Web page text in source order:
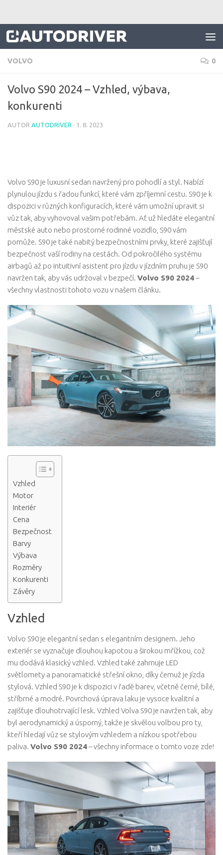
VOLVO 0
Volvo S90 2024 – Vzhled, výbava,
konkurenti
AUTOR AUTODRIVER · 1. 8. 2023
Volvo S90 je luxusní sedan navržený pro pohodlí a styl. Nabízí
plynulou jízdu s řadou funkcí, které vám zpříjemní cestu. S90 je k
dispozici v různých konfiguracích, které vám umožní upravit si
vůz tak, aby vyhovoval vašim potřebám. Ať už hledáte elegantní
městské auto nebo prostorné rodinné vozidlo, S90 vám
pomůže. S90 je také nabitý bezpečnostními prvky, které zajišťují
bezpečnost vaší rodiny na cestách. Od pokročilého systému
airbagů až po intuitivní asistent pro jízdu v jízdním pruhu je S90
navržen tak, aby vás udržoval v bezpečí. Volvo S90 2024–
všechny vlastnosti tohoto vozu v našem článku.
Vzhled
Motor
Interiér
Cena
Bezpečnost
Barvy
Výbava
Rozměry
Konkurenti
Závěry
Vzhled
Volvo S90 je elegantní sedan s elegantním designem. Jeho
exteriér se vyznačuje dlouhou kapotou a širokou mřížkou, což
mu dodává klasický vzhled. Vzhled také zahrnuje LED
světlomety a panoramatické střešní okno, díky čemuž je jízda
stylová. Vzhled S90 je k dispozici v řadě barev, včetně černé, bílé,
stříbrné a modré. Povrchová úprava laku je vysoce kvalitní a
zajišťuje dlouhotrvající lesk. Vzhled Volva S90 je navržen tak, aby
byl aerodynamický a úsporný, takže je skvělou volbou pro ty,
kteří hledají vůz se stylovým vzhledem a nízkou spotřebou
paliva. Volvo S90 2024– všechny informace o tomto voze zde!